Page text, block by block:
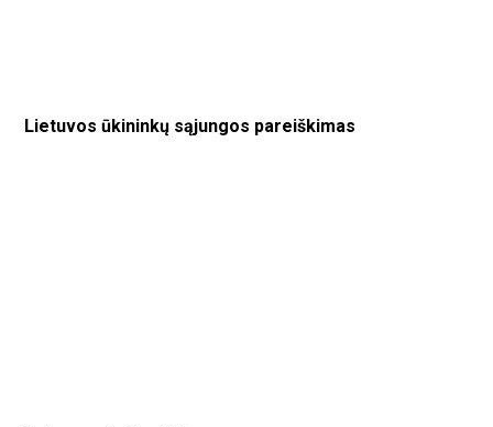
Lietuvos ūkininkų sąjungos pareiškimas